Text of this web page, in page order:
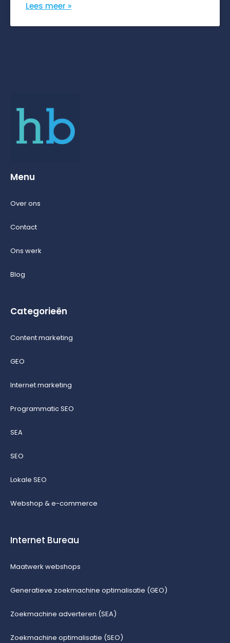
Lees meer »
Menu
Over ons
Contact
Ons werk
Blog
Categorieën
Content marketing
GEO
Internet marketing
Programmatic SEO
SEA
SEO
Lokale SEO
Webshop & e-commerce
Internet Bureau
Maatwerk webshops
Generatieve zoekmachine optimalisatie (GEO)
Zoekmachine adverteren (SEA)
Zoekmachine optimalisatie (SEO)